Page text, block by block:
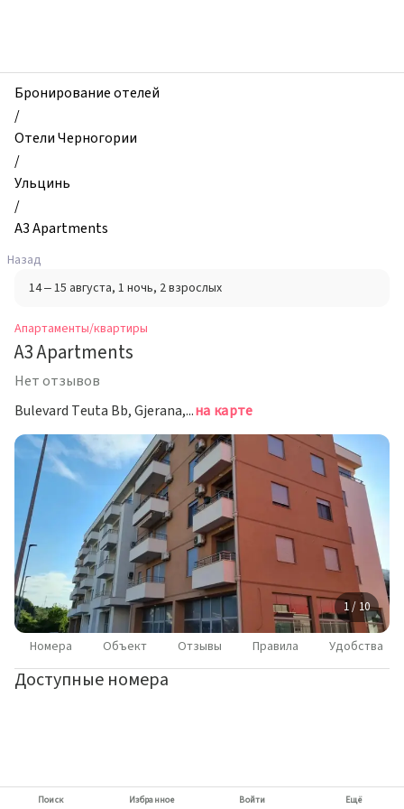
и
квартиры,
A3
Apartments,
Ульцинь,
Черногория
Бронирование отелей
/
Отели Черногории
/
Ульцинь
/
A3 Apartments
Назад
14 – 15 августа, 1 ночь, 2 взрослых
Апартаменты/квартиры
A3 Apartments
Нет отзывов
Bulevard Teuta Bb, Gjerana, 85360 Ulcinj, Montenegro, Ульциньна карте
1 / 10
Номера Объект Отзывы Правила Удобства
Доступные номера
Поиск Избранное Войти Ещё